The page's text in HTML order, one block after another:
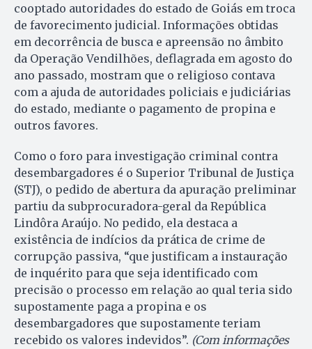
cooptado autoridades do estado de Goiás em troca
de favorecimento judicial. Informações obtidas
em decorrência de busca e apreensão no âmbito
da Operação Vendilhões, deflagrada em agosto do
ano passado, mostram que o religioso contava
com a ajuda de autoridades policiais e judiciárias
do estado, mediante o pagamento de propina e
outros favores.
Como o foro para investigação criminal contra
desembargadores é o Superior Tribunal de Justiça
(STJ), o pedido de abertura da apuração preliminar
partiu da subprocuradora-geral da República
Lindôra Araújo. No pedido, ela destaca a
existência de indícios da prática de crime de
corrupção passiva, “que justificam a instauração
de inquérito para que seja identificado com
precisão o processo em relação ao qual teria sido
supostamente paga a propina e os
desembargadores que supostamente teriam
recebido os valores indevidos”. (Com informações